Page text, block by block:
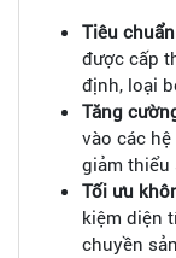
Tiêu
được cấp
định, loại
Tăng
vào các
giảm thiểu
Tối ưu
kiệm diện
chuyền